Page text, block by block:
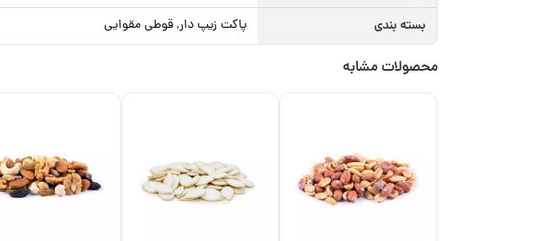
بسته بندی پاکت زیپ دار, قوطی مقوایی
محصولات مشابه